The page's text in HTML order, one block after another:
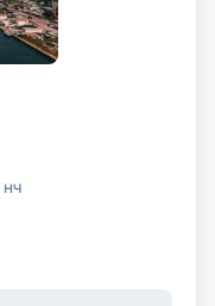
нч